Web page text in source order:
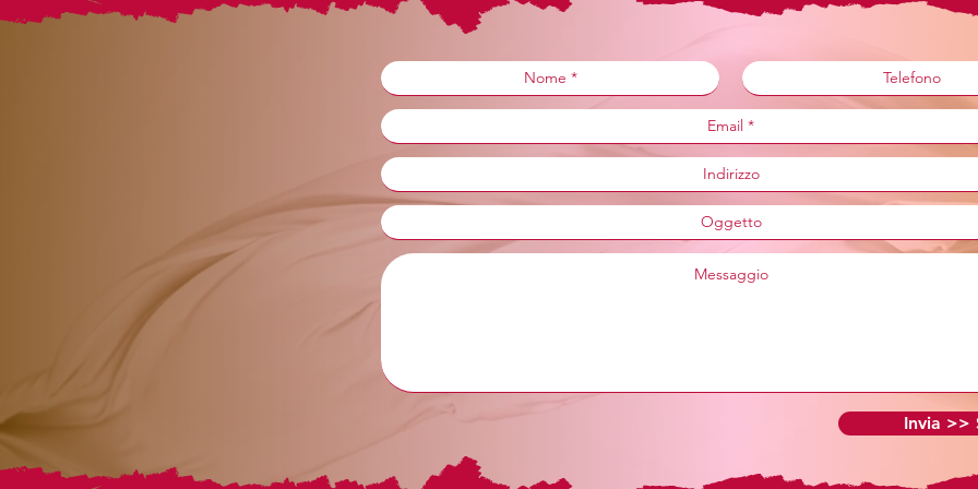
Invia >>